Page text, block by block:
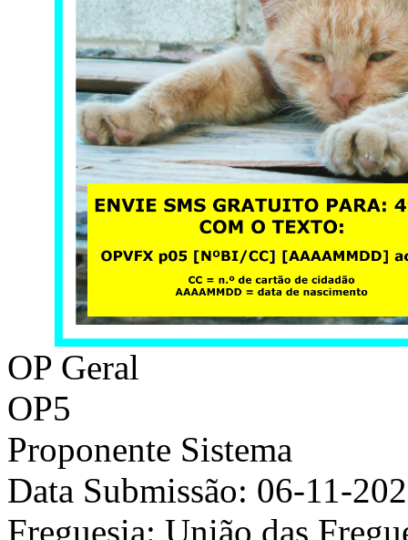
OP Geral
OP5
Proponente Sistema
Data Submissão: 06-11-
Freguesia: União das